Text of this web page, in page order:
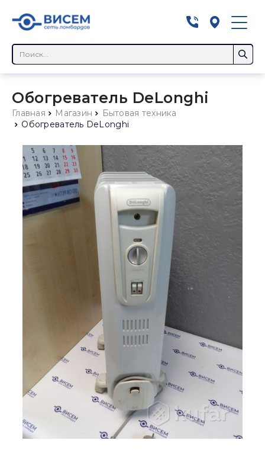
Обогреватель DeLonghi
Главная Магазин
Бытовая техника
Обогреватель DeLonghi